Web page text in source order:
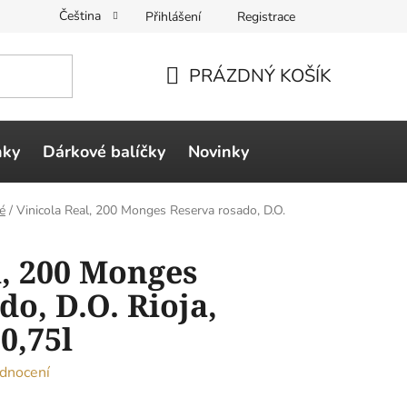
Čeština Přihlášení Registrace
KOŠÍK
PRÁZDNÝ KOŠÍK
Dárkové balíčky Novinky
/ Vinicola Real, 200 Monges Reserva rosado, D.O.
Monges
D.O. Rioja,